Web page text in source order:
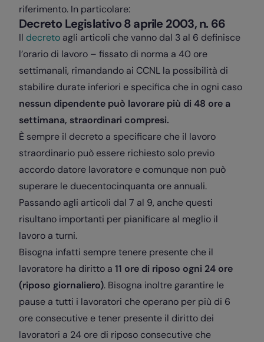
riferimento. In particolare:
Decreto Legislativo 8 aprile 2003, n. 66
Il decreto agli articoli che vanno dal 3 al 6 definisce
l’orario di lavoro – fissato di norma a 40 ore
settimanali, rimandando ai CCNL la possibilità di
stabilire durate inferiori e specifica che in ogni caso
nessun dipendente può lavorare più di 48 ore a
settimana, straordinari compresi.
È sempre il decreto a specificare che il lavoro
straordinario può essere richiesto solo previo
accordo datore lavoratore e comunque non può
superare le duecentocinquanta ore annuali.
Passando agli articoli dal 7 al 9, anche questi
risultano importanti per pianificare al meglio il
lavoro a turni.
Bisogna infatti sempre tenere presente che il
lavoratore ha diritto a 11 ore di riposo ogni 24 ore
(riposo giornaliero). Bisogna inoltre garantire le
pause a tutti i lavoratori che operano per più di 6
ore consecutive e tener presente il diritto dei
lavoratori a 24 ore di riposo consecutive che